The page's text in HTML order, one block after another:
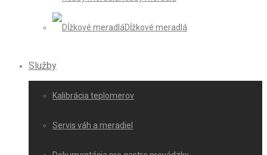
Dĺžkové meradlá
Služby
Kalibrácia teplomerov
Servis váh a meradiel